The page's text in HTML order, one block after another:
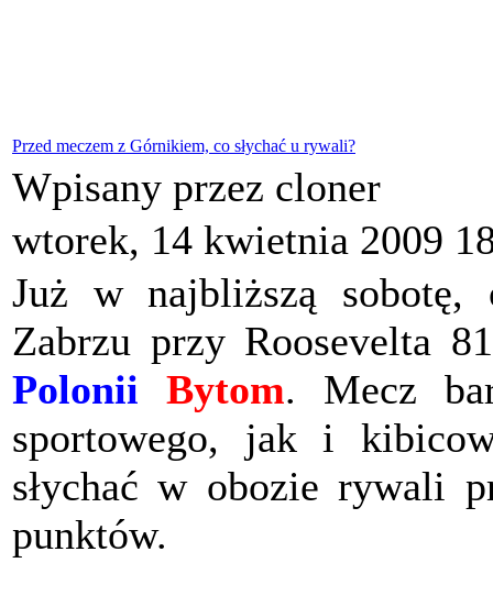
Przed meczem z Górnikiem, co słychać u rywali?
Wpisany przez cloner
wtorek, 14 kwietnia 2009
Już w najbliższą
Zabrzu przy Roosevelta
Polonii
Bytom. Mecz
sportowego, jak i
słychać w obozie rywali
punktów.